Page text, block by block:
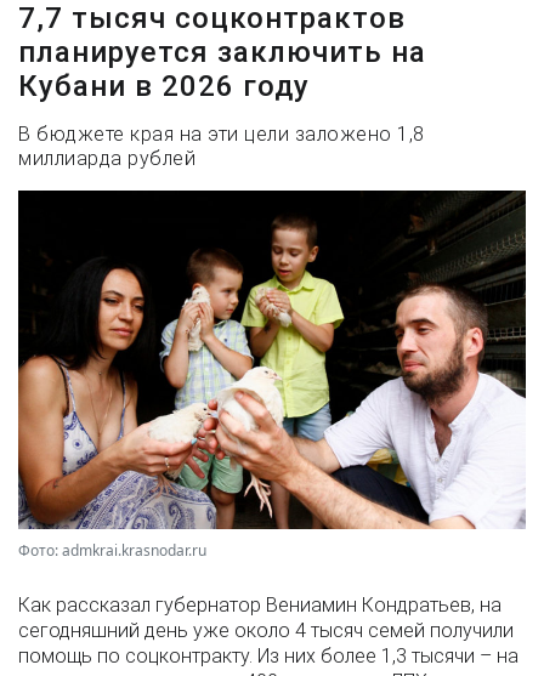
7,7 тысяч соцконтрактов
планируется заключить на
Кубани в 2026 году
В бюджете края на эти цели заложено 1,8
миллиарда рублей
Фото: admkrai.krasnodar.ru
Как рассказал губернатор Вениамин Кондратьев, на
сегодняшний день уже около 4 тысяч семей получили
помощь по соцконтракту. Из них более 1,3 тысячи – на